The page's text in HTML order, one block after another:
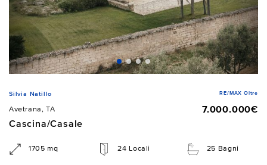
Silvia Natillo RE/MAX Oltre
Avetrana, TA
7.000.000€
Cascina/Casale
1705 mq 24 Locali 25 Bagni